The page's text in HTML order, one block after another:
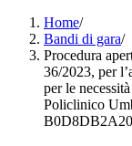
Home/
Bandi di gara/
Procedura
36/2023, per
per le
Policlinico
B0D8DB2A20